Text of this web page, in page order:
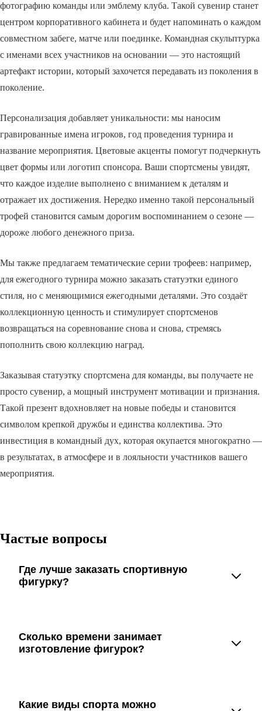
фотографию команды или эмблему клуба. Такой сувенир станет
центром корпоративного кабинета и будет напоминать о каждом
совместном забеге, матче или поединке. Командная скульптурка
с именами всех участников на основании — это настоящий
артефакт истории, который захочется передавать из поколения в
поколение.
Персонализация добавляет уникальности: мы наносим
гравированные имена игроков, год проведения турнира и
название мероприятия. Цветовые акценты помогут подчеркнуть
цвет формы или логотип спонсора. Ваши спортсмены увидят,
что каждое изделие выполнено с вниманием к деталям и
отражает их достижения. Нередко именно такой персональный
трофей становится самым дорогим воспоминанием о сезоне —
дороже любого денежного приза.
Мы также предлагаем тематические серии трофеев: например,
для ежегодного турнира можно заказать статуэтки единого
стиля, но с меняющимися ежегодными деталями. Это создаёт
коллекционную ценность и стимулирует спортсменов
возвращаться на соревнование снова и снова, стремясь
пополнить свою коллекцию наград.
Заказывая статуэтку спортсмена для команды, вы получаете не
просто сувенир, а мощный инструмент мотивации и признания.
Такой презент вдохновляет на новые победы и становится
символом крепкой дружбы и единства коллектива. Это
инвестиция в командный дух, которая окупается многократно —
в результатах, в атмосфере и в лояльности участников вашего
мероприятия.
Частые вопросы
Где лучше заказать спортивную
фигурку?
дизайн и материалы. Заказ оформляется удалённо, с
Сколько времени занимает
изготовление фигурок?
Какие виды спорта можно